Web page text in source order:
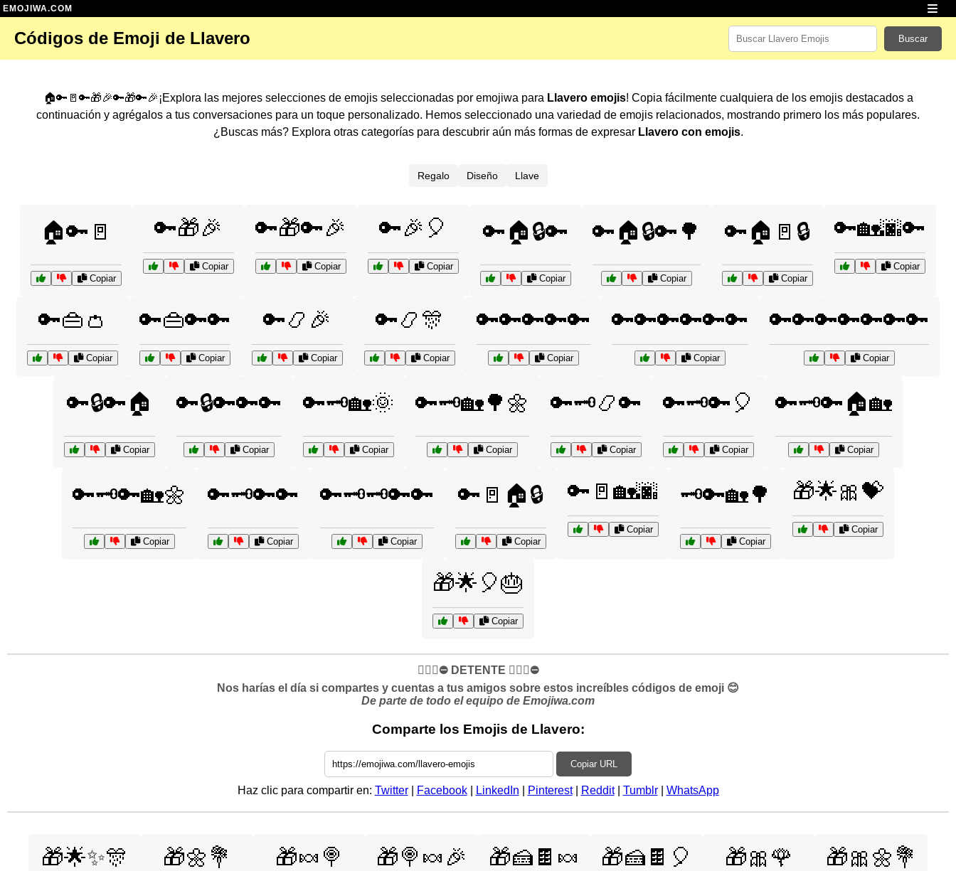
EMOJIWA.COM
Códigos de Emoji de Llavero Buscar
🏠🔑🚪🔑🎁🎉🔑🎁🔑🎉¡Explora las mejores selecciones de emojis seleccionadas por emojiwa para Llavero emojis! Copia fácilmente cualquiera de los emojis destacados a
continuación y agrégalos a tus conversaciones para un toque personalizado. Hemos seleccionado una variedad de emojis relacionados, mostrando primero los más populares.
¿Buscas más? Explora otras categorías para descubrir aún más formas de expresar Llavero con emojis.
Regalo Diseño Llave
🏠🔑🚪
Copiar
🔑🎁🎉
Copiar
🔑🎁🔑🎉
Copiar
🔑🎉🎈
Copiar
🔑🏠🔒🔑
Copiar
🔑🏠🔒🔑🌳
Copiar
🔑🏠🚪🔒
Copiar
🔑🏡🌆🔑
Copiar
🔑👜👛
Copiar
🔑👜🔑🔑
Copiar
🔑📿🎉
Copiar
🔑📿🎊
Copiar
🔑🔑🔑🔑🔑
Copiar
🔑🔑🔑🔑🔑🔑
Copiar
🔑🔑🔑🔑🔑🔑🔑
Copiar
🔑🔒🔑🏠
Copiar
🔑🔒🔑🔑🔑
Copiar
🔑🗝️🏡🌞
Copiar
🔑🗝️🏡🌳🌼
Copiar
🔑🗝️📿🔑
Copiar
🔑🗝️🔑🎈
Copiar
🔑🗝️🔑🏠🏡
Copiar
🔑🗝️🔑🏡🌼
Copiar
🔑🗝️🔑🔑
Copiar
🔑🗝️🗝️🔑🔑
Copiar
🔑🚪🏠🔒
Copiar
🔑🚪🏡🌆
Copiar
🗝️🔑🏡🌳
Copiar
🎁🌟🎀💝
Copiar
🎁🌟🎈🎂
Copiar
✋🏻🛑⛔️ DETENTE ✋🏻🛑⛔️
Nos harías el día si compartes y cuentas a tus amigos sobre estos increíbles códigos de emoji 😊
De parte de todo el equipo de Emojiwa.com
Comparte los Emojis de Llavero:
Copiar URL
Haz clic para compartir en: Twitter| Facebook| LinkedIn Pinterest| Reddit| Tumblr| WhatsApp
🎁🌟✨🎊 🎁🌼💐 🎁🍬🍭 🎁🍭🍬🎉 🎁🍰🍫🍬 🎁🍰🍫🎈 🎁🎀🌹 🎁🎀🌼💐